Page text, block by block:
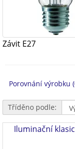
Závit E27
Porovnání výrobku
Tříděno podle:
Iluminační